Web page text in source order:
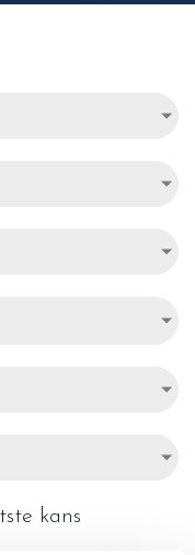
kans